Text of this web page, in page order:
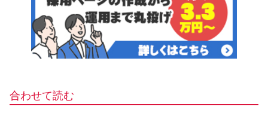
合わせて読む